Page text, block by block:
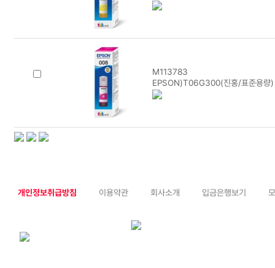
M113783
EPSON)T06G300(진홍/표준용량)
개인정보취급방침 이용약관 회사소개 입금은행보기